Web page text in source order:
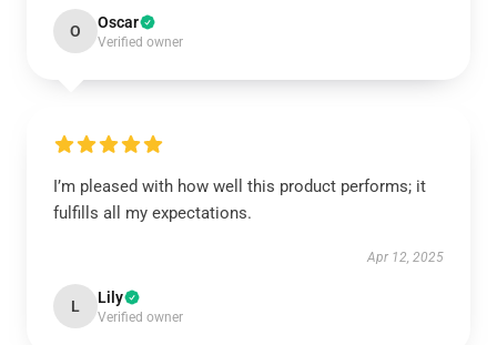
O Oscar
Verified owner
I’m pleased with how well this product performs; it
fulfills all my expectations.
Apr 12, 2025
L Lily
Verified owner